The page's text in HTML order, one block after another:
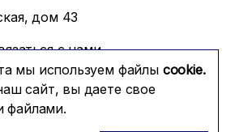
мы используем файлы cookie.
сайт, вы даете свое
файлами.
дом 43
с нами